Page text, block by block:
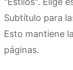
Subtítulo para
Esto mantiene
páginas.